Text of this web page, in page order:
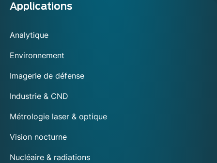
Applications
Analytique
Environnement
Imagerie de défense
Industrie & CND
Métrologie laser & optique
Vision nocturne
Nucléaire & radiations